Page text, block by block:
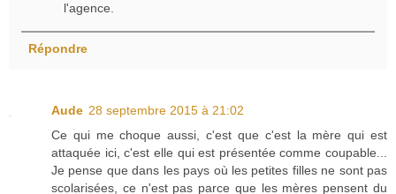
l'agence.
Répondre
Aude 28 septembre 2015 à 21:02
Ce qui me choque aussi, c'est que c'est la mère qui est
attaquée ici, c'est elle qui est présentée comme coupable...
Je pense que dans les pays où les petites filles ne sont pas
scolarisées, ce n'est pas parce que les mères pensent du